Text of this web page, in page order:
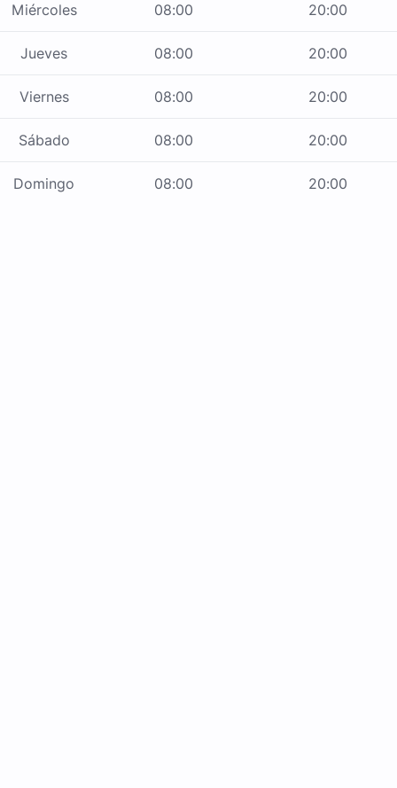
Miércoles 08:00 20:00
Jueves 08:00 20:00
Viernes 08:00 20:00
Sábado 08:00 20:00
Domingo 08:00 20:00